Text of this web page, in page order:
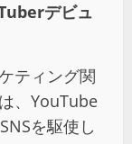
デビュ
ティング関
、YouTube
を駆使し